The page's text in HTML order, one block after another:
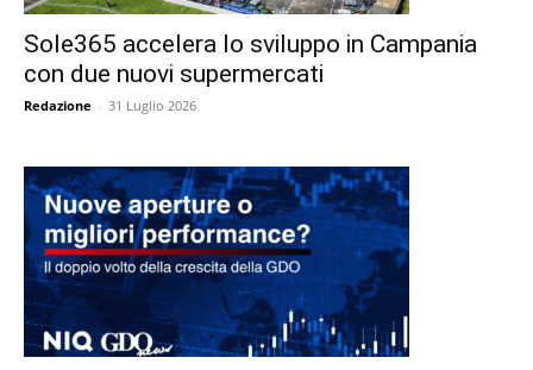
Sole365 accelera lo sviluppo in Campania
con due nuovi supermercati
Redazione - 31 Luglio 2026